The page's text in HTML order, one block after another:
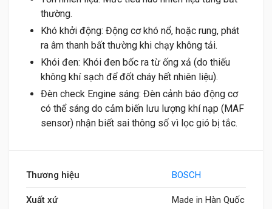
thường.
Khó khởi động: Động cơ khó nổ, hoặc rung, phát
ra âm thanh bất thường khi chạy không tải.
Khói đen: Khói đen bốc ra từ ống xả (do thiếu
không khí sạch để đốt cháy hết nhiên liệu).
Đèn check Engine sáng: Đèn cảnh báo động cơ
có thể sáng do cảm biến lưu lượng khí nạp (MAF
sensor) nhận biết sai thông số vì lọc gió bị tắc.
Thương hiệu BOSCH
Xuất xứ Made in Hàn Quốc